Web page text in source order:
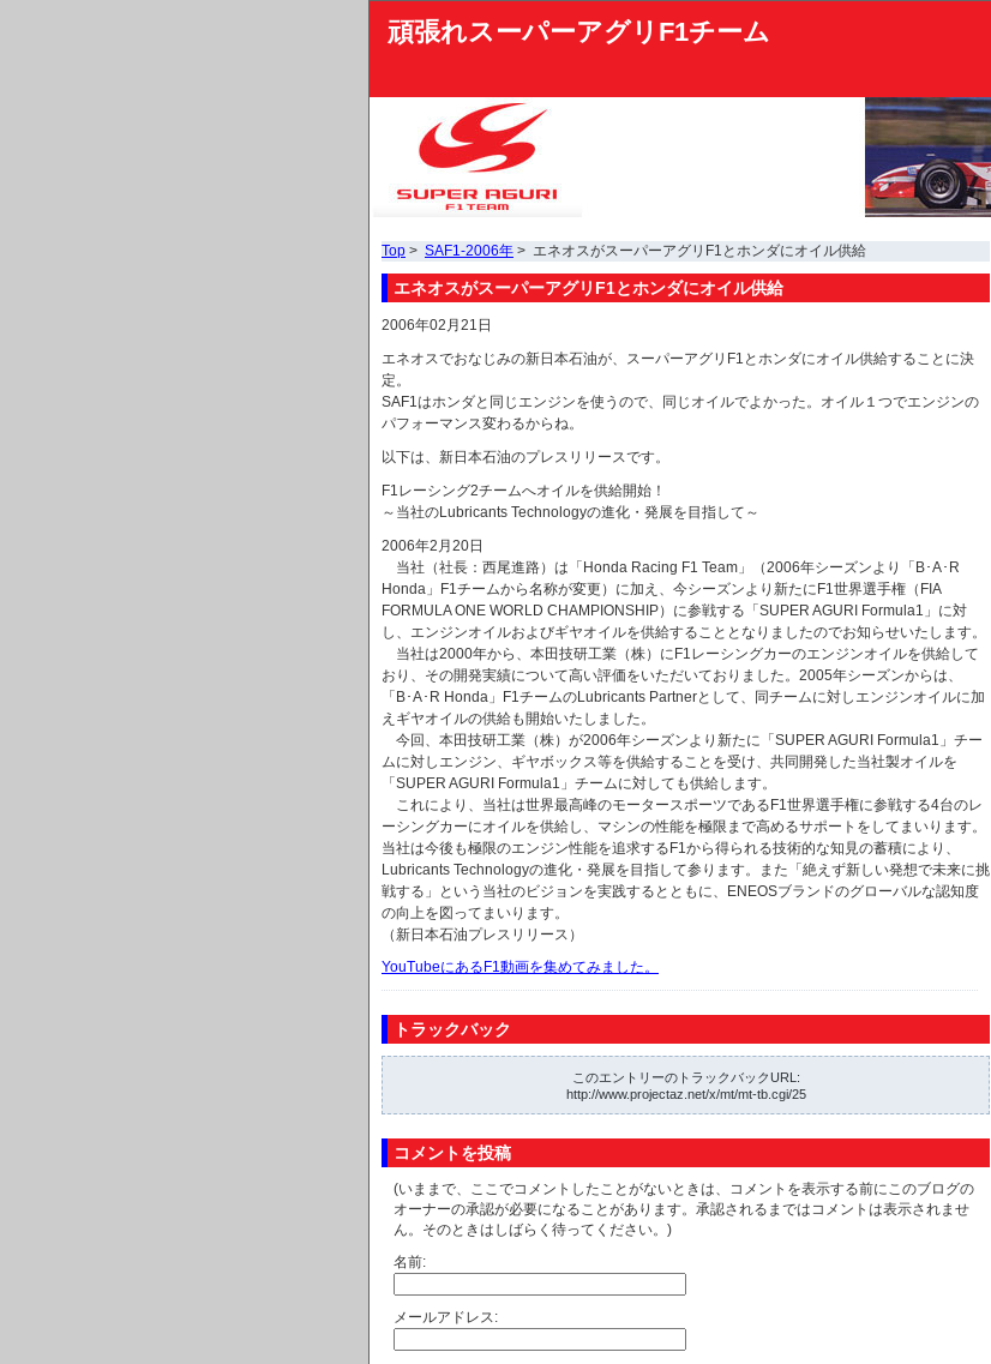
頑張れスーパーアグリF1チーム
Top > SAF1-2006年 > エネオスがスーパーアグリF1とホンダにオイル供給
エネオスがスーパーアグリF1とホンダにオイル供給
2006年02月21日
エネオスでおなじみの新日本石油が、スーパーアグリF1とホンダにオイル供給することに決
定。
SAF1はホンダと同じエンジンを使うので、同じオイルでよかった。オイル１つでエンジンの
パフォーマンス変わるからね。
以下は、新日本石油のプレスリリースです。
F1レーシング2チームへオイルを供給開始！
～当社のLubricants Technologyの進化・発展を目指して～
2006年2月20日
当社（社長：西尾進路）は「Honda Racing F1 Team」（2006年シーズンより「B･A･R
Honda」F1チームから名称が変更）に加え、今シーズンより新たにF1世界選手権（FIA
FORMULA ONE WORLD CHAMPIONSHIP）に参戦する「SUPER AGURI Formula1」に対
し、エンジンオイルおよびギヤオイルを供給することとなりましたのでお知らせいたします。
当社は2000年から、本田技研工業（株）にF1レーシングカーのエンジンオイルを供給して
おり、その開発実績について高い評価をいただいておりました。2005年シーズンからは、
「B･A･R Honda」F1チームのLubricants Partnerとして、同チームに対しエンジンオイルに加
えギヤオイルの供給も開始いたしました。
今回、本田技研工業（株）が2006年シーズンより新たに「SUPER AGURI Formula1」チー
ムに対しエンジン、ギヤボックス等を供給することを受け、共同開発した当社製オイルを
「SUPER AGURI Formula1」チームに対しても供給します。
これにより、当社は世界最高峰のモータースポーツであるF1世界選手権に参戦する4台のレ
ーシングカーにオイルを供給し、マシンの性能を極限まで高めるサポートをしてまいります。
当社は今後も極限のエンジン性能を追求するF1から得られる技術的な知見の蓄積により、
Lubricants Technologyの進化・発展を目指して参ります。また「絶えず新しい発想で未来に挑
戦する」という当社のビジョンを実践するとともに、ENEOSブランドのグローバルな認知度
の向上を図ってまいります。
（新日本石油プレスリリース）
YouTubeにあるF1動画を集めてみました。
トラックバック
このエントリーのトラックバックURL:
http://www.projectaz.net/x/mt/mt-tb.cgi/25
コメントを投稿
(いままで、ここでコメントしたことがないときは、コメントを表示する前にこのブログの
オーナーの承認が必要になることがあります。承認されるまではコメントは表示されませ
ん。そのときはしばらく待ってください。)
名前:
メールアドレス: